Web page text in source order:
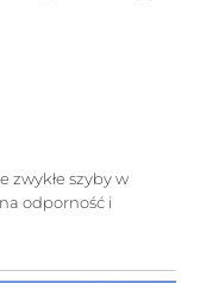
zwykłe szyby w
odporność i